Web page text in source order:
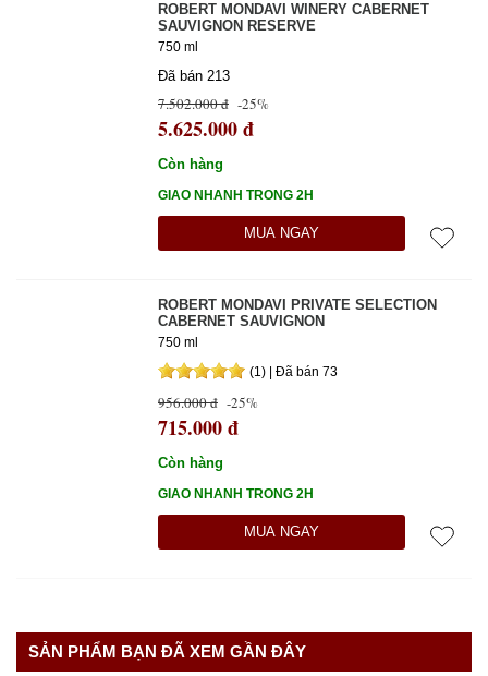
ROBERT MONDAVI WINERY CABERNET
SAUVIGNON RESERVE
750 ml
Đã bán 213
7.502.000 đ -25%
5.625.000 đ
Còn hàng
GIAO NHANH TRONG 2H
MUA NGAY
ROBERT MONDAVI PRIVATE SELECTION
CABERNET SAUVIGNON
750 ml
(1) | Đã bán 73
956.000 đ -25%
715.000 đ
Còn hàng
GIAO NHANH TRONG 2H
MUA NGAY
SẢN PHẨM BẠN ĐÃ XEM GẦN ĐÂY